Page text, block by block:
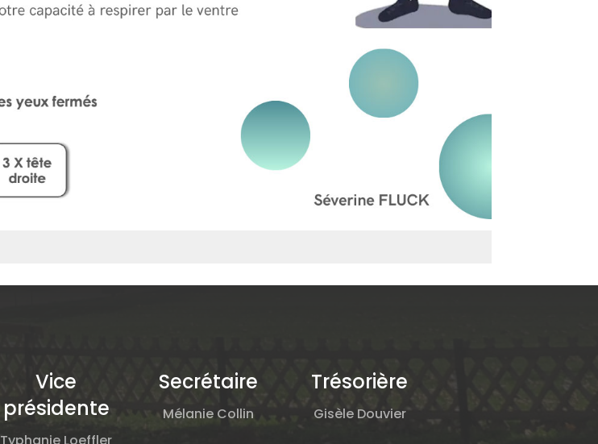
Vice
présidente
Secrétaire
Mélanie Collin
Trésorière
Gisèle Douvier